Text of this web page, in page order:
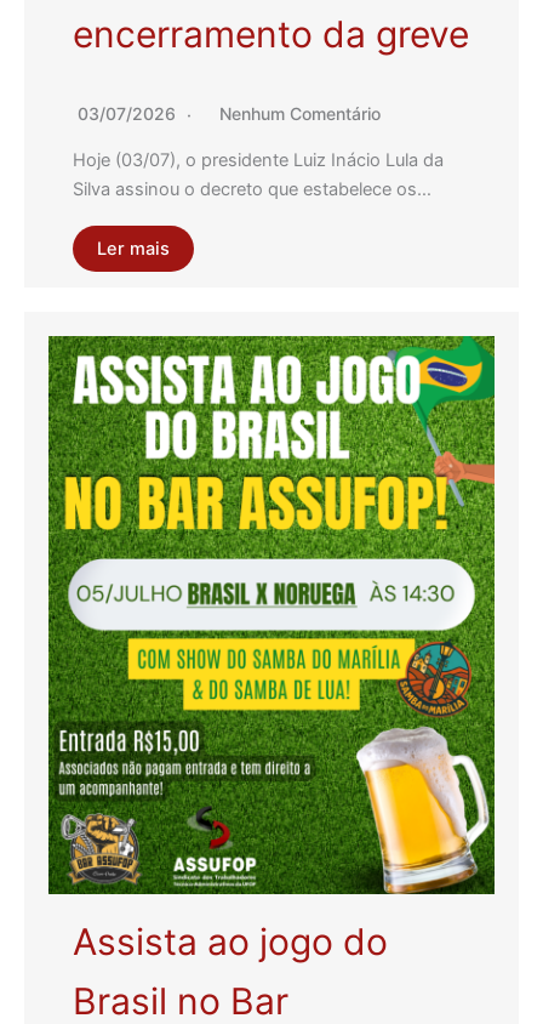
encerramento da greve
03/07/2026 Nenhum Comentário
Hoje (03/07), o presidente Luiz Inácio Lula da
Silva assinou o decreto que estabelece os…
Ler mais
Assista ao jogo do
Brasil no Bar